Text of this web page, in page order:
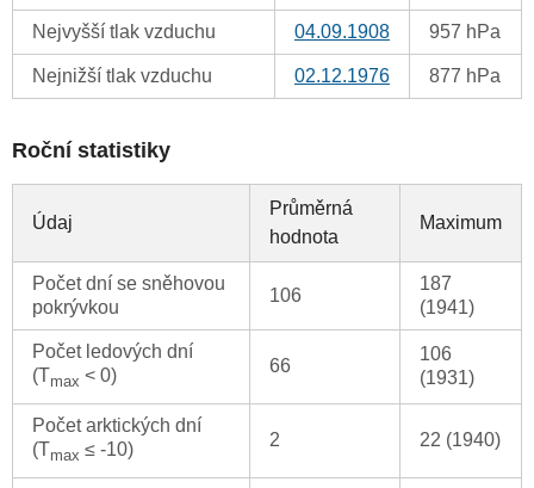
Nejvyšší tlak vzduchu 04.09.1908 957 hPa
Nejnižší tlak vzduchu 02.12.1976 877 hPa
Roční statistiky
Údaj
Průměrná
hodnota
Maximum
Počet dní se sněhovou
pokrývkou
106
187
(1941)
Počet ledových dní
(Tmax < 0) 66
106
(1931)
Počet arktických dní
(Tmax ≤ -10) 2 22 (1940)